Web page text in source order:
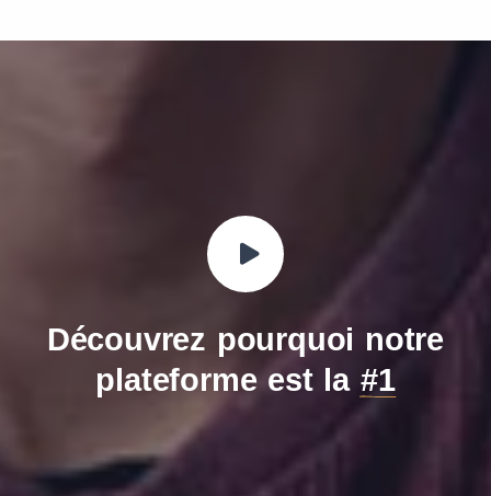
Découvrez pourquoi notre
plateforme est la #1